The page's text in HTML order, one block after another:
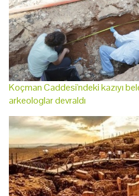
Koçman Caddesi'ndeki kazıyı
arkeologlar devraldı